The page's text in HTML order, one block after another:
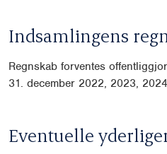
Indsamlingens
Regnskab forventes
31. december 2022, 2023,
Eventuelle